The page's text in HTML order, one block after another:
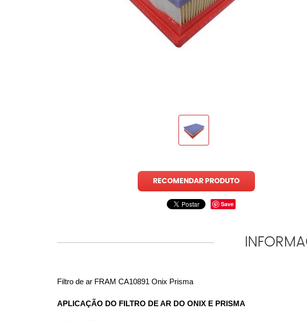
RECOMENDAR PRODUTO
Save
Filtro de ar FRAM CA10891 Onix Prisma
APLICAÇÃO DO FILTRO DE AR DO ONIX E PRISMA